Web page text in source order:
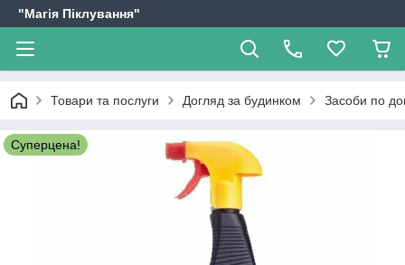
"Магія Піклування"
Товари та послуги Догляд за будинком Засоби по
Суперцена!